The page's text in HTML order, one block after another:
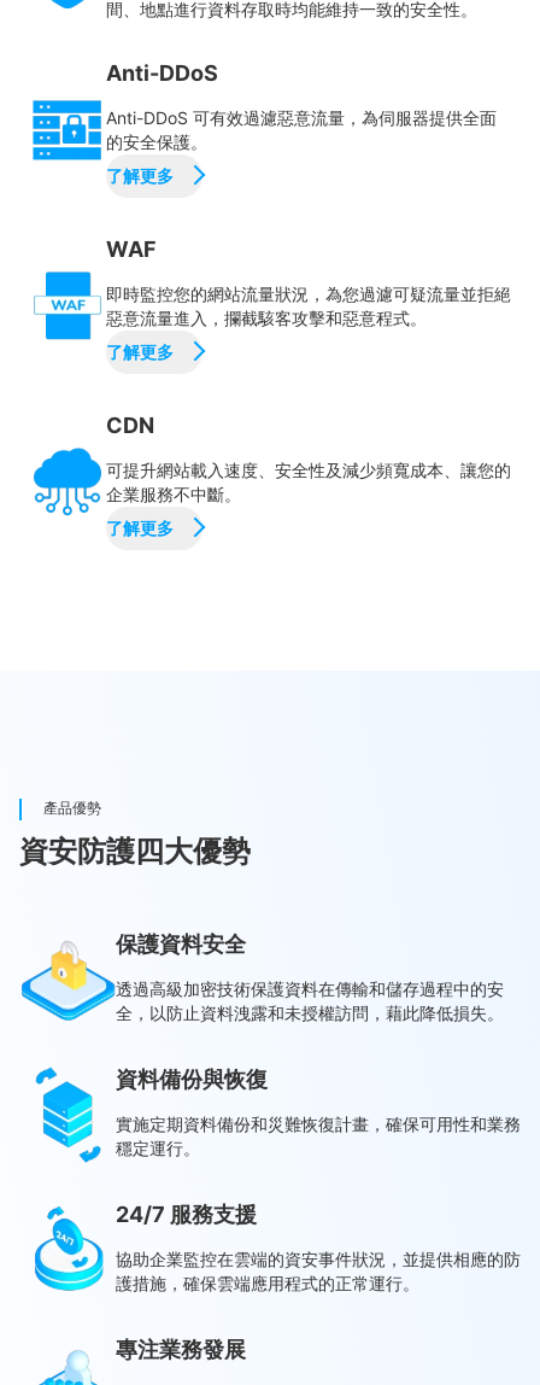
間、地點進行資料存取時均能維持一致的安全性。
Anti-DDoS
Anti-DDoS 可有效過濾惡意流量，為伺服器提供全面
的安全保護。
了解更多
WAF
即時監控您的網站流量狀況，為您過濾可疑流量並拒絕
惡意流量進入，攔截駭客攻擊和惡意程式。
了解更多
CDN
可提升網站載入速度、安全性及減少頻寬成本、讓您的
企業服務不中斷。
了解更多
產品優勢
資安防護四大優勢
保護資料安全
透過高級加密技術保護資料在傳輸和儲存過程中的安
全，以防止資料洩露和未授權訪問，藉此降低損失。
資料備份與恢復
實施定期資料備份和災難恢復計畫，確保可用性和業務
穩定運行。
24/7 服務支援
協助企業監控在雲端的資安事件狀況，並提供相應的防
護措施，確保雲端應用程式的正常運行。
專注業務發展